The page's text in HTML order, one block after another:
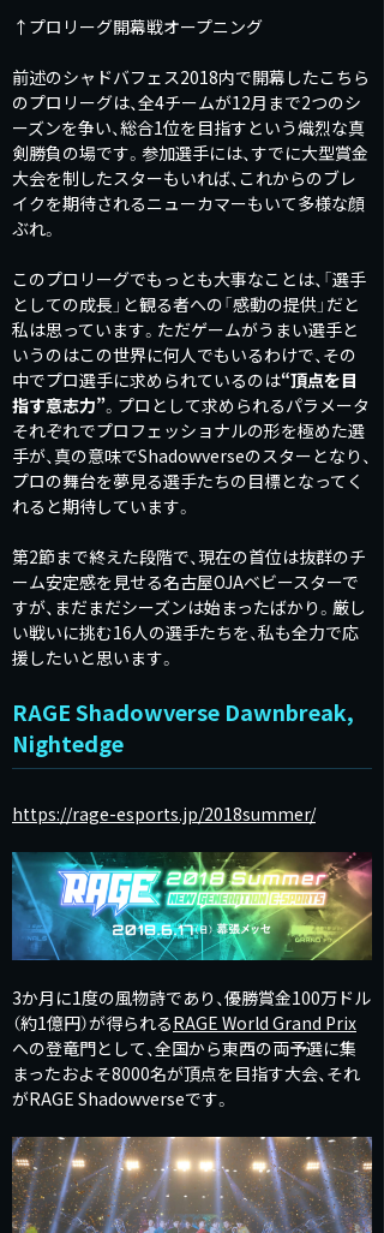
↑プロリーグ開幕戦オープニング
前述のシャドバフェス2018内で開幕したこちら
のプロリーグは、全4チームが12月まで2つのシ
ーズンを争い、総合1位を目指すという熾烈な真
剣勝負の場です。参加選手には、すでに大型賞金
大会を制したスターもいれば、これからのブレ
イクを期待されるニューカマーもいて多様な顔
ぶれ。
このプロリーグでもっとも大事なことは、「選手
としての成長」と観る者への「感動の提供」だと
私は思っています。ただゲームがうまい選手と
いうのはこの世界に何人でもいるわけで、その
中でプロ選手に求められているのは“頂点を目
指す意志力”。プロとして求められるパラメータ
それぞれでプロフェッショナルの形を極めた選
手が、真の意味でShadowverseのスターとなり、
プロの舞台を夢見る選手たちの目標となってく
れると期待しています。
第2節まで終えた段階で、現在の首位は抜群のチ
ーム安定感を見せる名古屋OJAベビースターで
すが、まだまだシーズンは始まったばかり。厳し
い戦いに挑む16人の選手たちを、私も全力で応
援したいと思います。
RAGE Shadowverse Dawnbreak,
Nightedge
https://rage-esports.jp/2018summer/
3か月に1度の風物詩であり、優勝賞金100万ドル
（約1億円）が得られるRAGE World Grand Prix
への登竜門として、全国から東西の両予選に集
まったおよそ8000名が頂点を目指す大会、それ
がRAGE Shadowverseです。